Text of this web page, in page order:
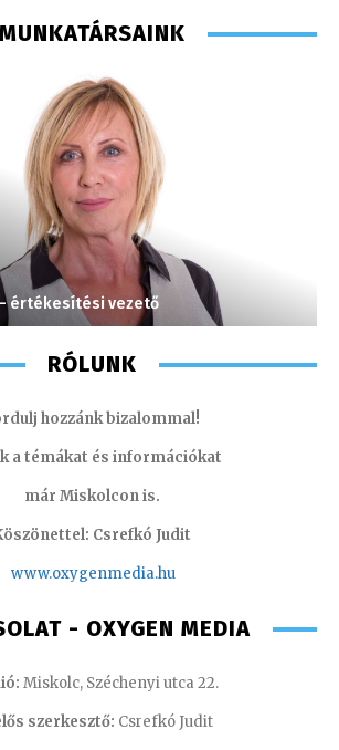
MUNKATÁRSAINK
értékesítési vezető
RÓLUNK
hozzánk bizalommal!
a témákat és információkat
már Miskolcon is.
Csrefkó Judit
www.oxygenmedia.hu
- OXYGEN MEDIA
Miskolc, Széchenyi utca 22.
szerkesztő: Csrefkó Judit